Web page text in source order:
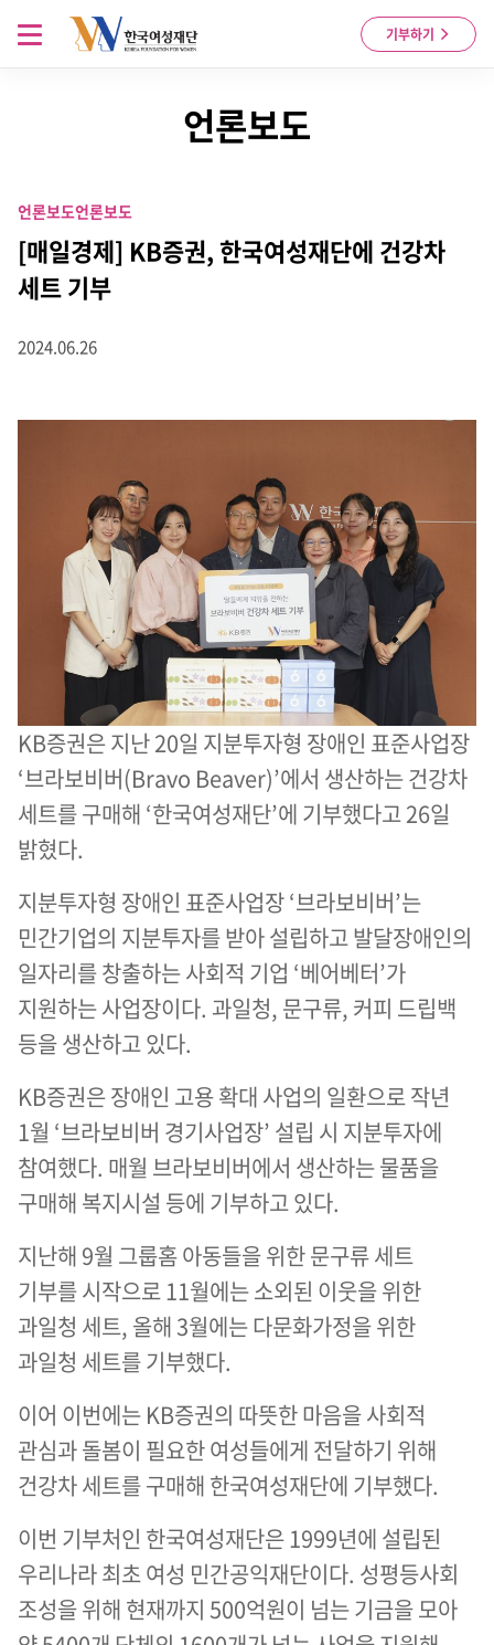
Skip to content
기부하기
메뉴 열기
언론보도
언론보도언론보도
[매일경제] KB증권, 한국여성재단에 건강차
세트 기부
2024.06.26
KB증권은 지난 20일 지분투자형 장애인 표준사업장
‘브라보비버(Bravo Beaver)’에서 생산하는 건강차
세트를 구매해 ‘한국여성재단’에 기부했다고 26일
밝혔다.
지분투자형 장애인 표준사업장 ‘브라보비버’는
민간기업의 지분투자를 받아 설립하고 발달장애인의
일자리를 창출하는 사회적 기업 ‘베어베터’가
지원하는 사업장이다. 과일청, 문구류, 커피 드립백
등을 생산하고 있다.
KB증권은 장애인 고용 확대 사업의 일환으로 작년
1월 ‘브라보비버 경기사업장’ 설립 시 지분투자에
참여했다. 매월 브라보비버에서 생산하는 물품을
구매해 복지시설 등에 기부하고 있다.
지난해 9월 그룹홈 아동들을 위한 문구류 세트
기부를 시작으로 11월에는 소외된 이웃을 위한
과일청 세트, 올해 3월에는 다문화가정을 위한
과일청 세트를 기부했다.
이어 이번에는 KB증권의 따뜻한 마음을 사회적
관심과 돌봄이 필요한 여성들에게 전달하기 위해
건강차 세트를 구매해 한국여성재단에 기부했다.
이번 기부처인 한국여성재단은 1999년에 설립된
우리나라 최초 여성 민간공익재단이다. 성평등사회
조성을 위해 현재까지 500억원이 넘는 기금을 모아